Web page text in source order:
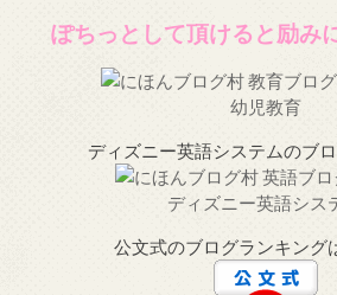
ぽちっとして頂けると励み
幼児教育
ディズニー英語システムのブ
ディズニー英語シス
公文式のブログランキング